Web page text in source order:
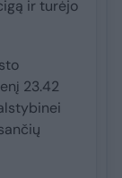
ir turėjo
23.42